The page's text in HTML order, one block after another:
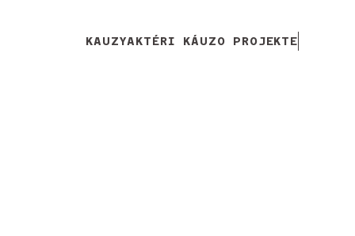
KAUZYAKTÉRI KÁUZO PROJEKTE